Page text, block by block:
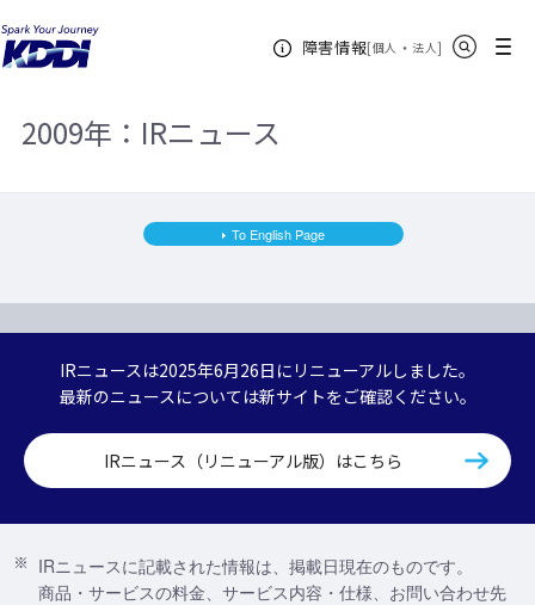
障害情報[個人 ・ 法人新規ウィンドウ
]
メニュー
KDDIホーム
2009年
2009年：IRニュース
To English Page
IRニュースは2025年6月26日にリニューアルしました。
最新のニュースについては新サイトをご確認ください。
IRニュース（リニューアル版）はこちら
IRニュースに記載された情報は、掲載日現在のものです。
商品・サービスの料金、サービス内容・仕様、お問い合わせ先